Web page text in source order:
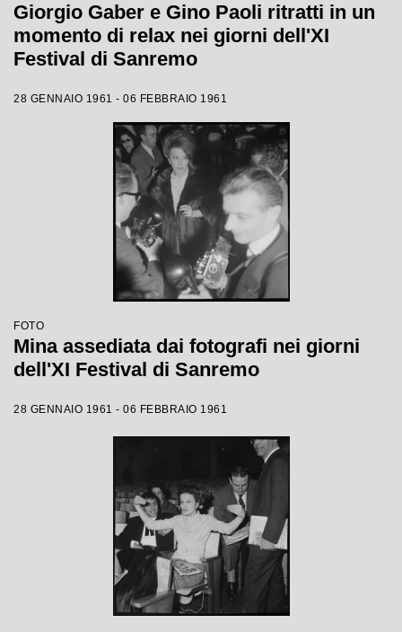
Giorgio Gaber e Gino Paoli ritratti in un
momento di relax nei giorni dell'XI
Festival di Sanremo
28 GENNAIO 1961 - 06 FEBBRAIO 1961
FOTO
Mina assediata dai fotografi nei giorni
dell'XI Festival di Sanremo
28 GENNAIO 1961 - 06 FEBBRAIO 1961